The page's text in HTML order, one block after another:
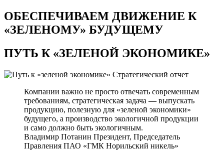
ОБЕСПЕЧИВАЕМ ДВИЖЕНИЕ К
«ЗЕЛЕНОМУ» БУДУЩЕМУ
ПУТЬ К«ЗЕЛЕНОЙ ЭКОНОМИКЕ»
Стратегический отчет
Компании важно не просто отвечать современным
требованиям, стратегическая задача — выпускать
продукцию, полезную для «зеленой экономики»
будущего, а производство экологичной продукции
и само должно быть экологичным.
Владимир Потанин Президент, Председатель
Правления ПАО «ГМК Норильский никель»